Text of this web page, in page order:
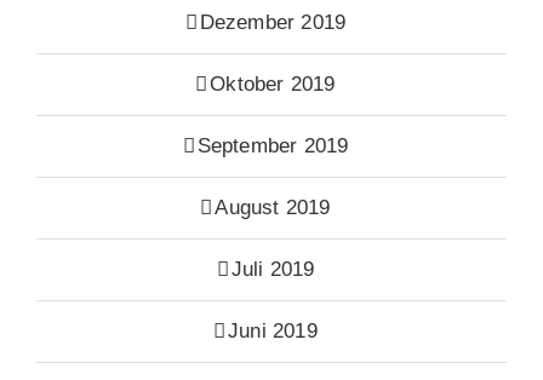
Dezember 2019
Oktober 2019
September 2019
August 2019
Juli 2019
Juni 2019